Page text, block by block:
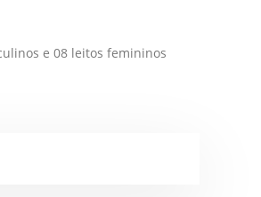
e 08 leitos femininos